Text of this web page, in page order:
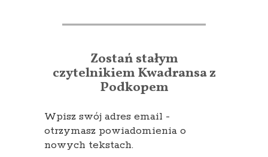
Zostań stałym
czytelnikiem Kwadransa z
Podkopem
Wpisz swój adres email -
otrzymasz powiadomienia o
nowych tekstach.